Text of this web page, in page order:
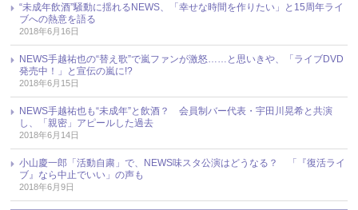
“未成年飲酒”騒動に揺れるNEWS、「幸せな時間を作りたい」と15周年ライ
ブへの熱意を語る
2018年6月16日
NEWS手越祐也の“替え歌”で嵐ファンが激怒……と思いきや、「ライブDVD
発売中！」と宣伝の嵐に!?
2018年6月15日
NEWS手越祐也も“未成年”と飲酒？ 会員制バー代表・宇田川晃希と共演
し、「親密」アピールした過去
2018年6月14日
小山慶一郎「活動自粛」で、NEWS味スタ公演はどうなる？ 「『復活ライ
ブ』なら中止でいい」の声も
2018年6月9日